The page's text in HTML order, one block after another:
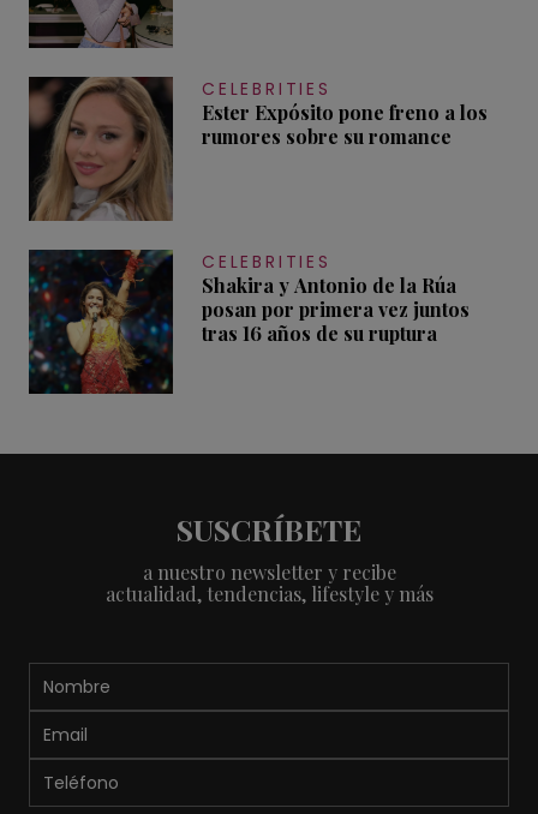
CELEBRITIES
Ester Expósito pone freno a los
rumores sobre su romance
CELEBRITIES
Shakira y Antonio de la Rúa
posan por primera vez juntos
tras 16 años de su ruptura
SUSCRÍBETE
a nuestro newsletter y recibe
actualidad, tendencias, lifestyle y más